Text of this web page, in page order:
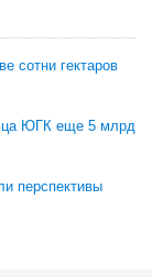
сотни гектаров
ЮГК еще 5 млрд
перспективы